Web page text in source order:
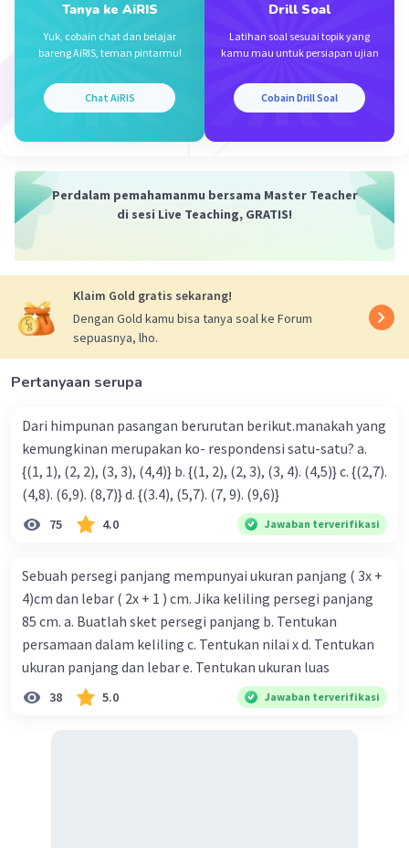
Tanya ke AiRIS
Yuk, cobain chat dan belajar
bareng AiRIS, teman pintarmu!
Chat AiRIS
Drill Soal
Latihan soal sesuai topik yang
kamu mau untuk persiapan ujian
Cobain Drill Soal
Perdalam pemahamanmu bersama Master Teacher
di sesi Live Teaching, GRATIS!
Klaim Gold gratis sekarang!
Dengan Gold kamu bisa tanya soal ke Forum
sepuasnya, lho.
Pertanyaan serupa
Dari himpunan pasangan berurutan berikut.manakah yang
kemungkinan merupakan ko- respondensi satu-satu? a.
{(1, 1), (2, 2), (3, 3), (4,4)} b. {(1, 2), (2, 3), (3, 4). (4,5)} c. {(2,7).
(4,8). (6,9). (8,7)} d. {(3.4), (5,7). (7, 9). (9,6)}
75 4.0 Jawaban terverifikasi
Sebuah persegi panjang mempunyai ukuran panjang ( 3x +
4)cm dan lebar ( 2x + 1 ) cm. Jika keliling persegi panjang
85 cm. a. Buatlah sket persegi panjang b. Tentukan
persamaan dalam keliling c. Tentukan nilai x d. Tentukan
ukuran panjang dan lebar e. Tentukan ukuran luas
38 5.0 Jawaban terverifikasi